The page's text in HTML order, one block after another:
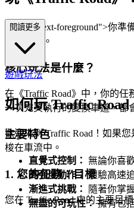
s="mb-4 text-foreground">你
幕上進行。
核心玩法是什麼？
在《Traffic Road》中，你的
一次完美執行的變換車道，都
主要特色
直覺式控制： 無論你喜
高強度動作：體驗高速
漸進式挑戰：
隨著你掌
無盡的可玩性：擁有包
閱讀更多
遊戲玩法
如何玩 Traffic
歡迎來到 Traffic Road！如果
梭在車流中。
1. 您的任務：目標
您在 Traffic Road 中的主要目